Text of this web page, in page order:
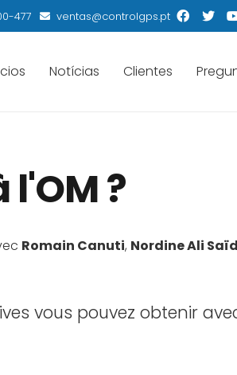
477 ventas@controlgps.pt
Notícias Clientes
?
Romain Canuti, Nordine Ali Saïd
vous pouvez obtenir